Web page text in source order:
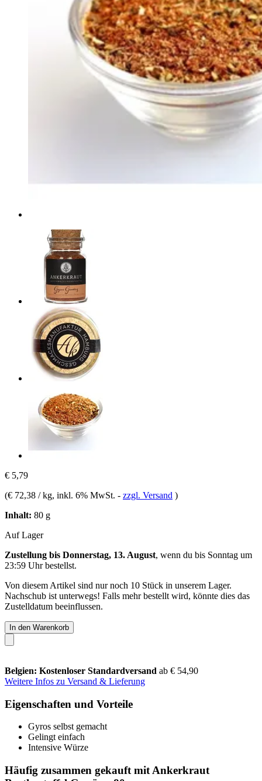
€ 5,79
(€ 72,38 / kg, inkl. 6% MwSt. - zzgl. Versand )
Inhalt: 80 g
Auf Lager
Zustellung bis Donnerstag, 13. August, wenn du bis Sonntag um
23:59 Uhrbestellst.
Von diesem Artikel sind nur noch 10 Stück in unserem Lager.
Nachschub ist unterwegs! Falls mehr bestellt wird, könnte dies das
Zustelldatum beeinflussen.
In den Warenkorb
Belgien: Kostenloser Standardversand ab € 54,90
Weitere Infos zu Versand & Lieferung
Eigenschaften und Vorteile
Gyros selbst gemacht
Gelingt einfach
Intensive Würze
Häufig zusammen gekauft mit Ankerkraut